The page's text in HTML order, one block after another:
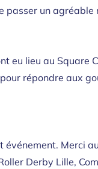
un
eu lieu au
répondre aux
Derby Lille,